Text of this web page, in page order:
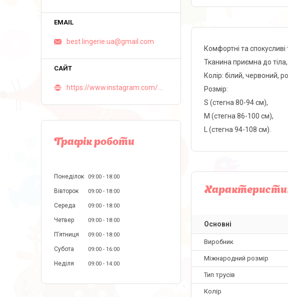
Комфортні та
Тканина приємна до
Колір: білий, червоний,
Розмір:
S (стегна 80-94 см),
M (стегна 86-100 см),
L (стегна 94-108 см).
Основні
Виробник
Міжнародний розмір
Тип трусів
Колір
best.lingerie.ua@gmail.com
Графік роботи
Понеділок 09:00 18:00
Вівторок 09:00 18:00
Середа 09:00 18:00
Четвер 09:00 18:00
Пʼятниця 09:00 18:00
Субота 09:00 16:00
Неділя 09:00 14:00